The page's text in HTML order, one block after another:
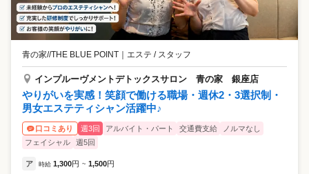
青の家//THE BLUE POINT エステ / スタッフ
インプルーヴメントデトックスサロン 青の家 銀座店
やりがいを実感！笑顔で働ける職場・週休2・3選択制・
男女エステティシャン活躍中♪
口コミあり 週3回 アルバイト・パート 交通費支給
ノルマなし
フェイシャル
週5回
ア 時給 1,300円 ~ 1,500円